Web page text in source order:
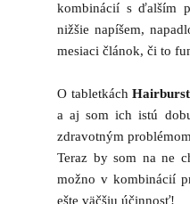
kombinácií s ďalším
nižšie napíšem,
mesiaci článok, či to
O tabletkáchHairburst
a aj som ich istú
zdravotným
Teraz by som na ne
možno v kombinácií
ešte väčšiu účinnosť!